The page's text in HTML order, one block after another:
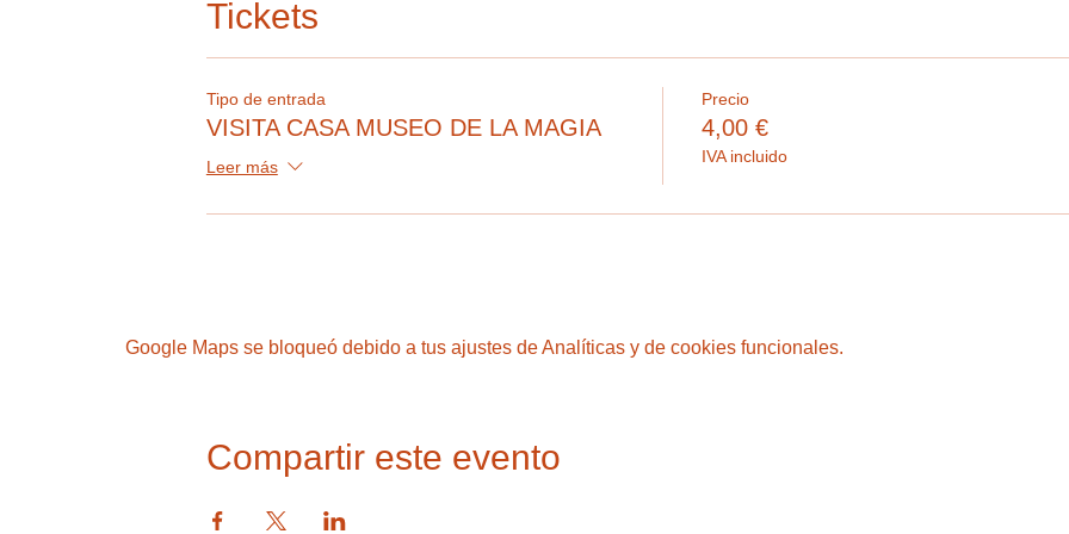
Tickets
Tipo de entrada
VISITA CASA MUSEO DE LA MAGIA
Leer más
Precio
4,00 €
IVA incluido
Google Maps se bloqueó debido a tus ajustes de Analíticas y de cookies funcionales.
Compartir este evento